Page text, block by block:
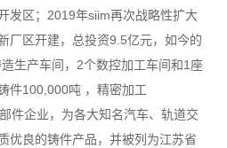
发区；2019年siim再次战略性扩大
区开建，总投资9.5亿元，如今的
生产车间，2个数控加工车间和1座
件100,000吨 ，精密加工
件企业，为各大知名汽车、轨道交
优良的铸件产品，并被列为江苏省